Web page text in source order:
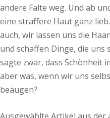
andere Falte weg. Und ab
eine straffere Haut ganz
auch, wir lassen uns die
und schaffen Dinge, die uns
sagte zwar, dass Schönheit
aber was, wenn wir uns
beäugen?